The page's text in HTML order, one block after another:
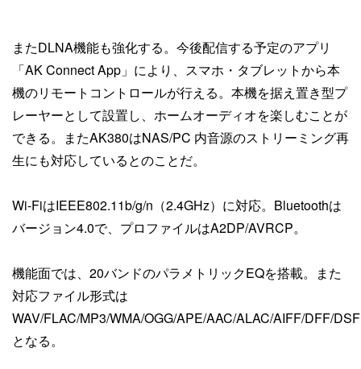
またDLNA機能も強化する。今後配信する予定のアプリ
「AK Connect App」により、スマホ・タブレットから本
機のリモートコントロールが行える。本機を据え置き型プ
レーヤーとして設置し、ホームオーディオを楽しむことが
できる。またAK380はNAS/PC 内音源のストリーミング再
生にも対応しているとのことだ。
Wi-FiはIEEE802.11b/g/n（2.4GHz）に対応。Bluetoothは
バージョン4.0で、プロファイルはA2DP/AVRCP。
機能面では、20バンドのパラメトリックEQを搭載。また
対応ファイル形式は
WAV/FLAC/MP3/WMA/OGG/APE/AAC/ALAC/AIFF/DFF/DSF
となる。